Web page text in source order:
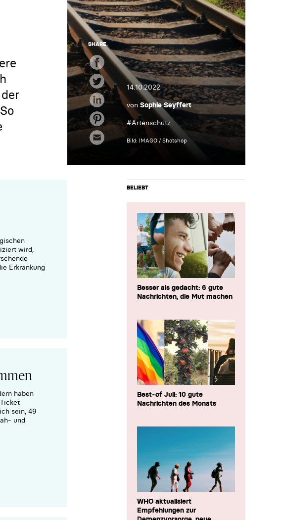
SHARE
14.10.2022
von Sophie Seyffert
#Artenschutz
Bild: IMAGO / Shotshop
wird,
Erkrankung
haben
sein, 49
und
BELIEBT
Besser als gedacht: 6 gute
Nachrichten, die Mut machen
Best-of Juli: 10 gute
Nachrichten des Monats
WHO aktualisiert
Empfehlungen zur